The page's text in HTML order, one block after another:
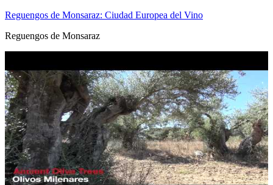
Reguengos de Monsaraz: Ciudad Europea del Vino
Reguengos de Monsaraz